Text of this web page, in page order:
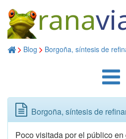
rana
Blog Borgoña, síntesis de
Borgoña, síntesis de
Poco visitada por el público